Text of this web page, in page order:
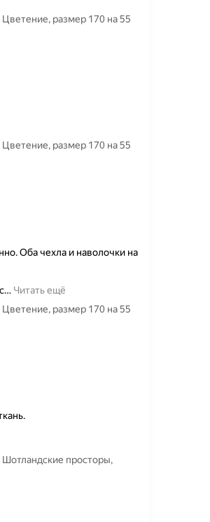
размер 170 на 55
размер 170 на 55
Оба чехла и наволочки на
… Читать ещё
размер 170 на 55
просторы,